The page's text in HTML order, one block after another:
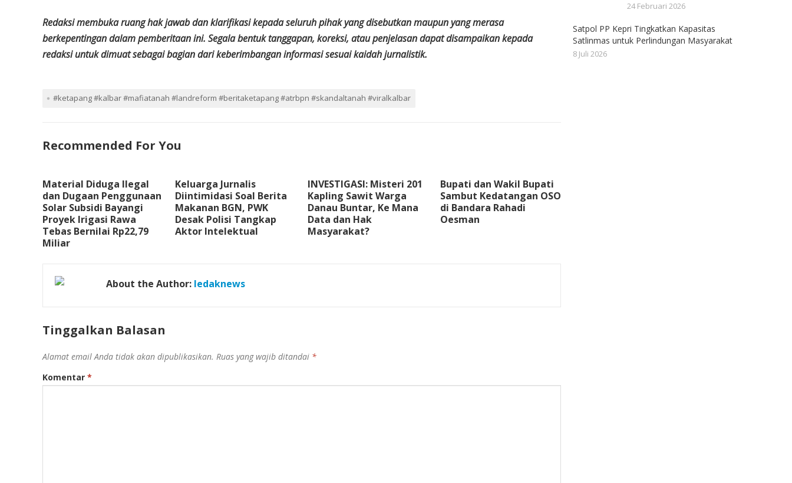
Redaksi membuka ruang hak jawab dan klarifikasi kepada seluruh pihak yang disebutkan maupun yang merasa
berkepentingan dalam pemberitaan ini. Segala bentuk tanggapan, koreksi, atau penjelasan dapat disampaikan kepada
redaksi untuk dimuat sebagai bagian dari keberimbangan informasi sesuai kaidah jurnalistik.
#ketapang #kalbar #mafiatanah #landreform #beritaketapang #atrbpn #skandaltanah #viralkalbar
Recommended For You
Material Diduga Ilegal
dan Dugaan Penggunaan
Solar Subsidi Bayangi
Proyek Irigasi Rawa
Tebas Bernilai Rp22,79
Miliar
Keluarga Jurnalis
Diintimidasi Soal Berita
Makanan BGN, PWK
Desak Polisi Tangkap
Aktor Intelektual
INVESTIGASI: Misteri 201
Kapling Sawit Warga
Danau Buntar, Ke Mana
Data dan Hak
Masyarakat?
Bupati dan Wakil Bupati
Sambut Kedatangan OSO
di Bandara Rahadi
Oesman
About the Author: ledaknews
Tinggalkan Balasan
Alamat email Anda tidak akan dipublikasikan. Ruas yang wajib ditandai *
Komentar *
24 Februari 2026
Satpol PP Kepri Tingkatkan Kapasitas
Satlinmas untuk Perlindungan Masyarakat
8 Juli 2026